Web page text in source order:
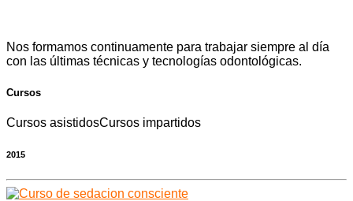
Nos formamos continuamente para trabajar siempre al día
con las últimas técnicas y tecnologías odontológicas.
Cursos
Cursos asistidosCursos impartidos
2015